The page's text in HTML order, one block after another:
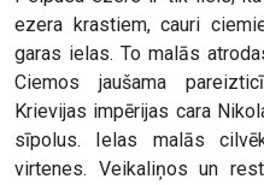
ezera krastiem, cauri
garas ielas. To malās
Ciemos jaušama
Krievijas impērijas cara
sīpolus. Ielas malās
virtenes. Veikaliņos un